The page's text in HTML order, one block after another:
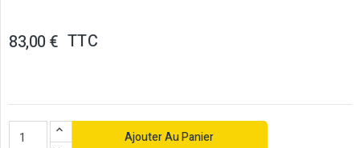
83,00 € TTC
Ajouter Au Panier